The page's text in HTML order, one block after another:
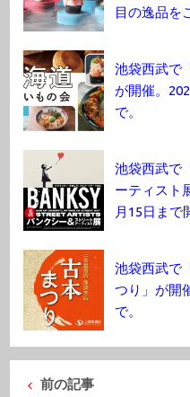
目の逸品を
池袋西武で
が開催。
で。
池袋西武で
ーティスト
月15日まで
池袋西武で
つり」が開
で。
前の記事